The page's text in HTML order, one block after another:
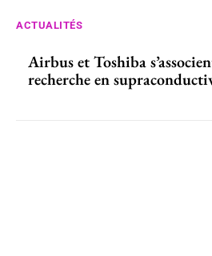
ACTUALITÉS
Airbus et Toshiba
recherche en